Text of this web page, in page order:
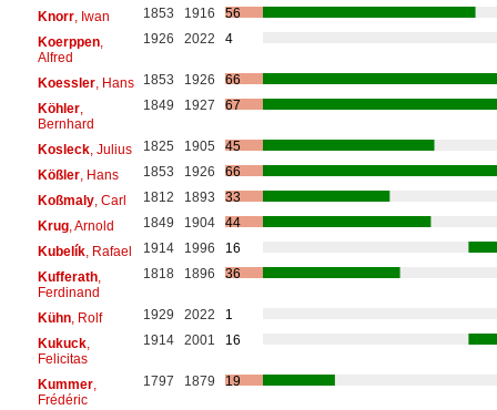
Knorr, Iwan 1853 1916
56
Koerppen,
Alfred
1926 2022 4
Koessler, Hans 1853 1926
66
Köhler,
Bernhard
1849 1927 67
Kosleck, Julius 1825 1905
45
Kößler, Hans 1853 1926
66
Koßmaly, Carl 1812 1893
33
Krug, Arnold 1849 1904
44
Kubelík, Rafael 1914 1996
16
Kufferath,
Ferdinand
1818 1896 36
Kühn, Rolf 1929 2022
1
Kukuck,
Felicitas
1914 2001 16
Kummer,
Frédéric
1797 1879 19